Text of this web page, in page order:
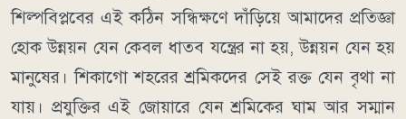
শিল্পবিপ্লবের এই কঠিন সন্ধিক্ষণে দাঁড়িয়ে আমাদের প্রতিজ্ঞা
হোক উন্নয়ন যেন কেবল ধাতব যন্ত্রের না হয়, উন্নয়ন যেন হয়
মানুষের। শিকাগো শহরের শ্রমিকদের সেই রক্ত যেন বৃথা না
যায়। প্রযুক্তির এই জোয়ারে যেন শ্রমিকের ঘাম আর সম্মান